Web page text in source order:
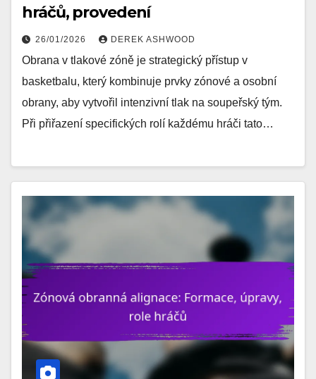
hráčů, provedení
26/01/2026 DEREK ASHWOOD
Obrana v tlakové zóně je strategický přístup v
basketbalu, který kombinuje prvky zónové a osobní
obrany, aby vytvořil intenzivní tlak na soupeřský tým.
Při přiřazení specifických rolí každému hráči tato…